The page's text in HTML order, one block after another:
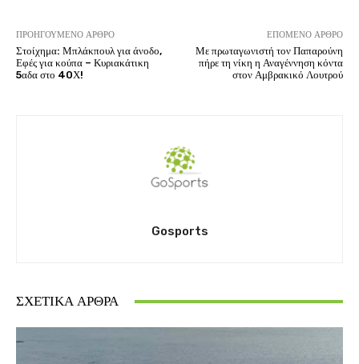
ΠΡΟΗΓΟΎΜΕΝΟ ΆΡΘΡΟ
Στοίχημα: Μπλάκπουλ για άνοδο,
Εφές για κούπα – Κυριακάτικη
5αδα στο 40Χ!
ΕΠΌΜΕΝΟ ΆΡΘΡΟ
Με πρωταγωνιστή τον Παπαρούνη
πήρε τη νίκη η Αναγέννηση κόντα
στον Αμβρακικό Λουτρού
Gosports
ΣΧΕΤΙΚΆ ΆΡΘΡΑ